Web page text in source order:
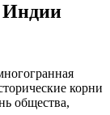
Индии
корни
общества,